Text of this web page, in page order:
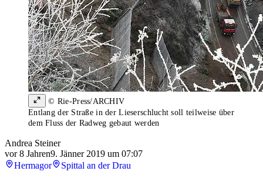
© Rie-Press/ARCHIV
Entlang der Straße in der Lieserschlucht soll teilweise über
dem Fluss der Radweg gebaut werden
Andrea Steiner
vor 8 Jahren9. Jänner 2019 um 07:07
Hermagor
Spittal an der Drau